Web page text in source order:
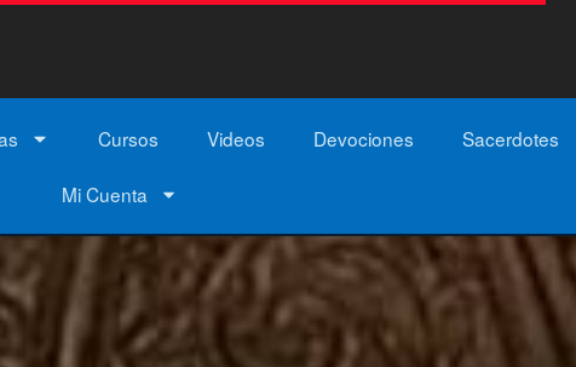
Cursos Videos Devociones Sacerdotes
Mi Cuenta